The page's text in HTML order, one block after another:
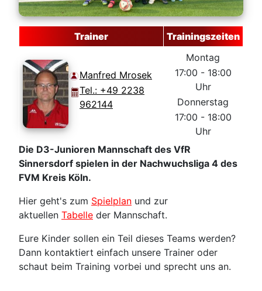
Trainer Trainingszeiten
Manfred Mrosek
Tel.: +49 2238
962144
Montag
17:00 - 18:00
Uhr
Donnerstag
17:00 - 18:00
Uhr
Die D3-Junioren Mannschaft des VfR
Sinnersdorf spielen in der Nachwuchsliga 4 des
FVM Kreis Köln.
Hier geht's zum Spielplan und zur
aktuellen Tabelle der Mannschaft.
Eure Kinder sollen ein Teil dieses Teams werden?
Dann kontaktiert einfach unsere Trainer oder
schaut beim Training vorbei und sprecht uns an.